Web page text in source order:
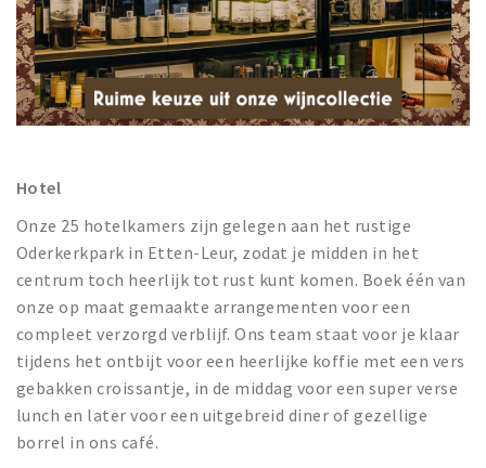
Hotel
Onze 25 hotelkamers zijn gelegen aan het rustige
Oderkerkpark in Etten-Leur, zodat je midden in het
centrum toch heerlijk tot rust kunt komen. Boek één van
onze op maat gemaakte arrangementen voor een
compleet verzorgd verblijf. Ons team staat voor je klaar
tijdens het ontbijt voor een heerlijke koffie met een vers
gebakken croissantje, in de middag voor een super verse
lunch en later voor een uitgebreid diner of gezellige
borrel in ons café.